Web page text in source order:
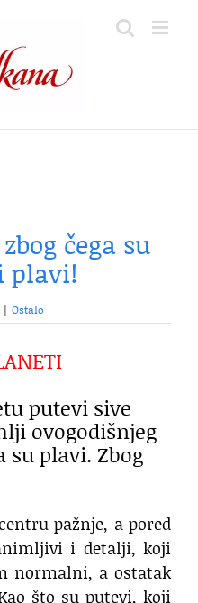
čega su
plavi!
Ostalo
putevi sive
ovogodišnjeg
su plavi. Zbog
pažnje, a pored
i detalji, koji
normalni, a ostatak
što su putevi, koji